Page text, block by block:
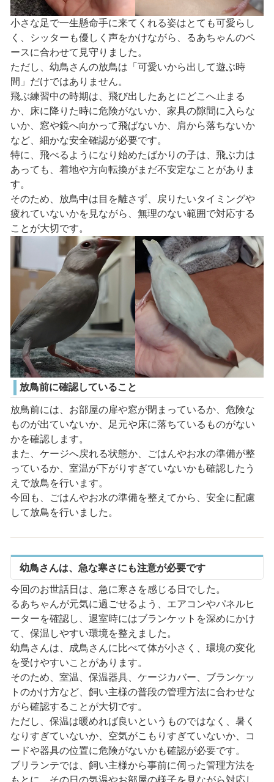
小さな足で一生懸命手に来てくれる姿はとても可愛らし
く、シッターも優しく声をかけながら、るあちゃんのペ
ースに合わせて見守りました。
ただし、幼鳥さんの放鳥は「可愛いから出して遊ぶ時
間」だけではありません。
飛ぶ練習中の時期は、飛び出したあとにどこへ止まる
か、床に降りた時に危険がないか、家具の隙間に入らな
いか、窓や鏡へ向かって飛ばないか、肩から落ちないか
など、細かな安全確認が必要です。
特に、飛べるようになり始めたばかりの子は、飛ぶ力は
あっても、着地や方向転換がまだ不安定なことがありま
す。
そのため、放鳥中は目を離さず、戻りたいタイミングや
疲れていないかを見ながら、無理のない範囲で対応する
ことが大切です。
放鳥前に確認していること
放鳥前には、お部屋の扉や窓が閉まっているか、危険な
ものが出ていないか、足元や床に落ちているものがない
かを確認します。
また、ケージへ戻れる状態か、ごはんやお水の準備が整
っているか、室温が下がりすぎていないかも確認したう
えで放鳥を行います。
今回も、ごはんやお水の準備を整えてから、安全に配慮
して放鳥を行いました。
幼鳥さんは、急な寒さにも注意が必要です
今回のお世話日は、急に寒さを感じる日でした。
るあちゃんが元気に過ごせるよう、エアコンやパネルヒ
ーターを確認し、退室時にはブランケットを深めにかけ
て、保温しやすい環境を整えました。
幼鳥さんは、成鳥さんに比べて体が小さく、環境の変化
を受けやすいことがあります。
そのため、室温、保温器具、ケージカバー、ブランケッ
トのかけ方など、飼い主様の普段の管理方法に合わせな
がら確認することが大切です。
ただし、保温は暖めれば良いというものではなく、暑く
なりすぎていないか、空気がこもりすぎていないか、コ
ードや器具の位置に危険がないかも確認が必要です。
ブリランテでは、飼い主様から事前に伺った管理方法を